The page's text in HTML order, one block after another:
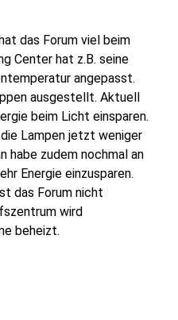
das Forum viel beim
Center hat z.B. seine
angepasst.
ausgestellt. Aktuell
beim Licht einsparen.
Lampen jetzt weniger
habe zudem nochmal an
Energie einzusparen.
das Forum nicht
wird
beheizt.